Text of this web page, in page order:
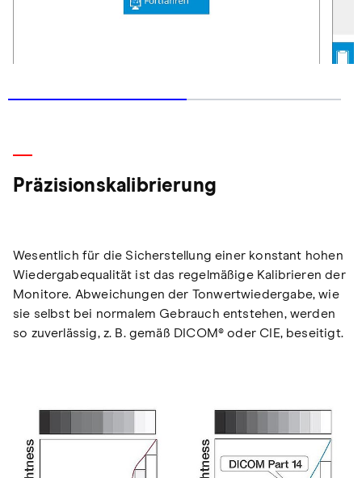
Präzisionskalibrierung
Wesentlich für die Sicherstellung einer konstant hohen
Wiedergabequalität ist das regelmäßige Kalibrieren der
Monitore. Abweichungen der Tonwertwiedergabe, wie
sie selbst bei normalem Gebrauch entstehen, werden
so zuverlässig, z. B. gemäß DICOM® oder CIE, beseitigt.